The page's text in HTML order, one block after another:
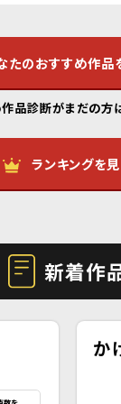
たのおすすめ作品
品診断がまだの方
ランキングを
新着作
か